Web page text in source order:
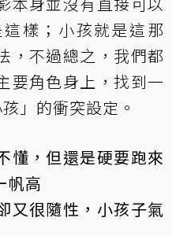
樣；小孩就是這那
，不過總之，我們都
要角色身上，找到一
」的衝突設定。
懂，但還是硬要跑來
帆高
又很隨性，小孩子氣